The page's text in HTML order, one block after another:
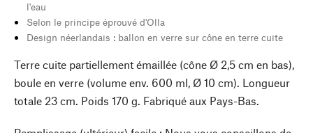
l'eau
Selon le principe éprouvé d'Olla
Design néerlandais : ballon en verre sur cône en terre cuite
Terre cuite partiellement émaillée (cône Ø 2,5 cm en bas),
boule en verre (volume env. 600 ml, Ø 10 cm). Longueur
totale 23 cm. Poids 170 g. Fabriqué aux Pays-Bas.